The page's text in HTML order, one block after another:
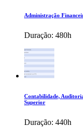
Administração
Duração: 480h
Contabilidade,
Superior
Duração: 440h